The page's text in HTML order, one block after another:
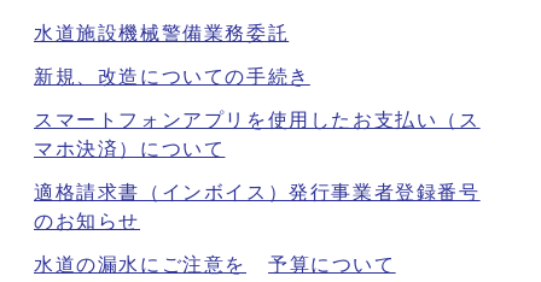
水道施設機械警備業務委託
新規、改造についての手続き
スマートフォンアプリを使用したお支払い（ス
マホ決済）について
適格請求書（インボイス）発行事業者登録番号
のお知らせ
水道の漏水にご注意を 予算について